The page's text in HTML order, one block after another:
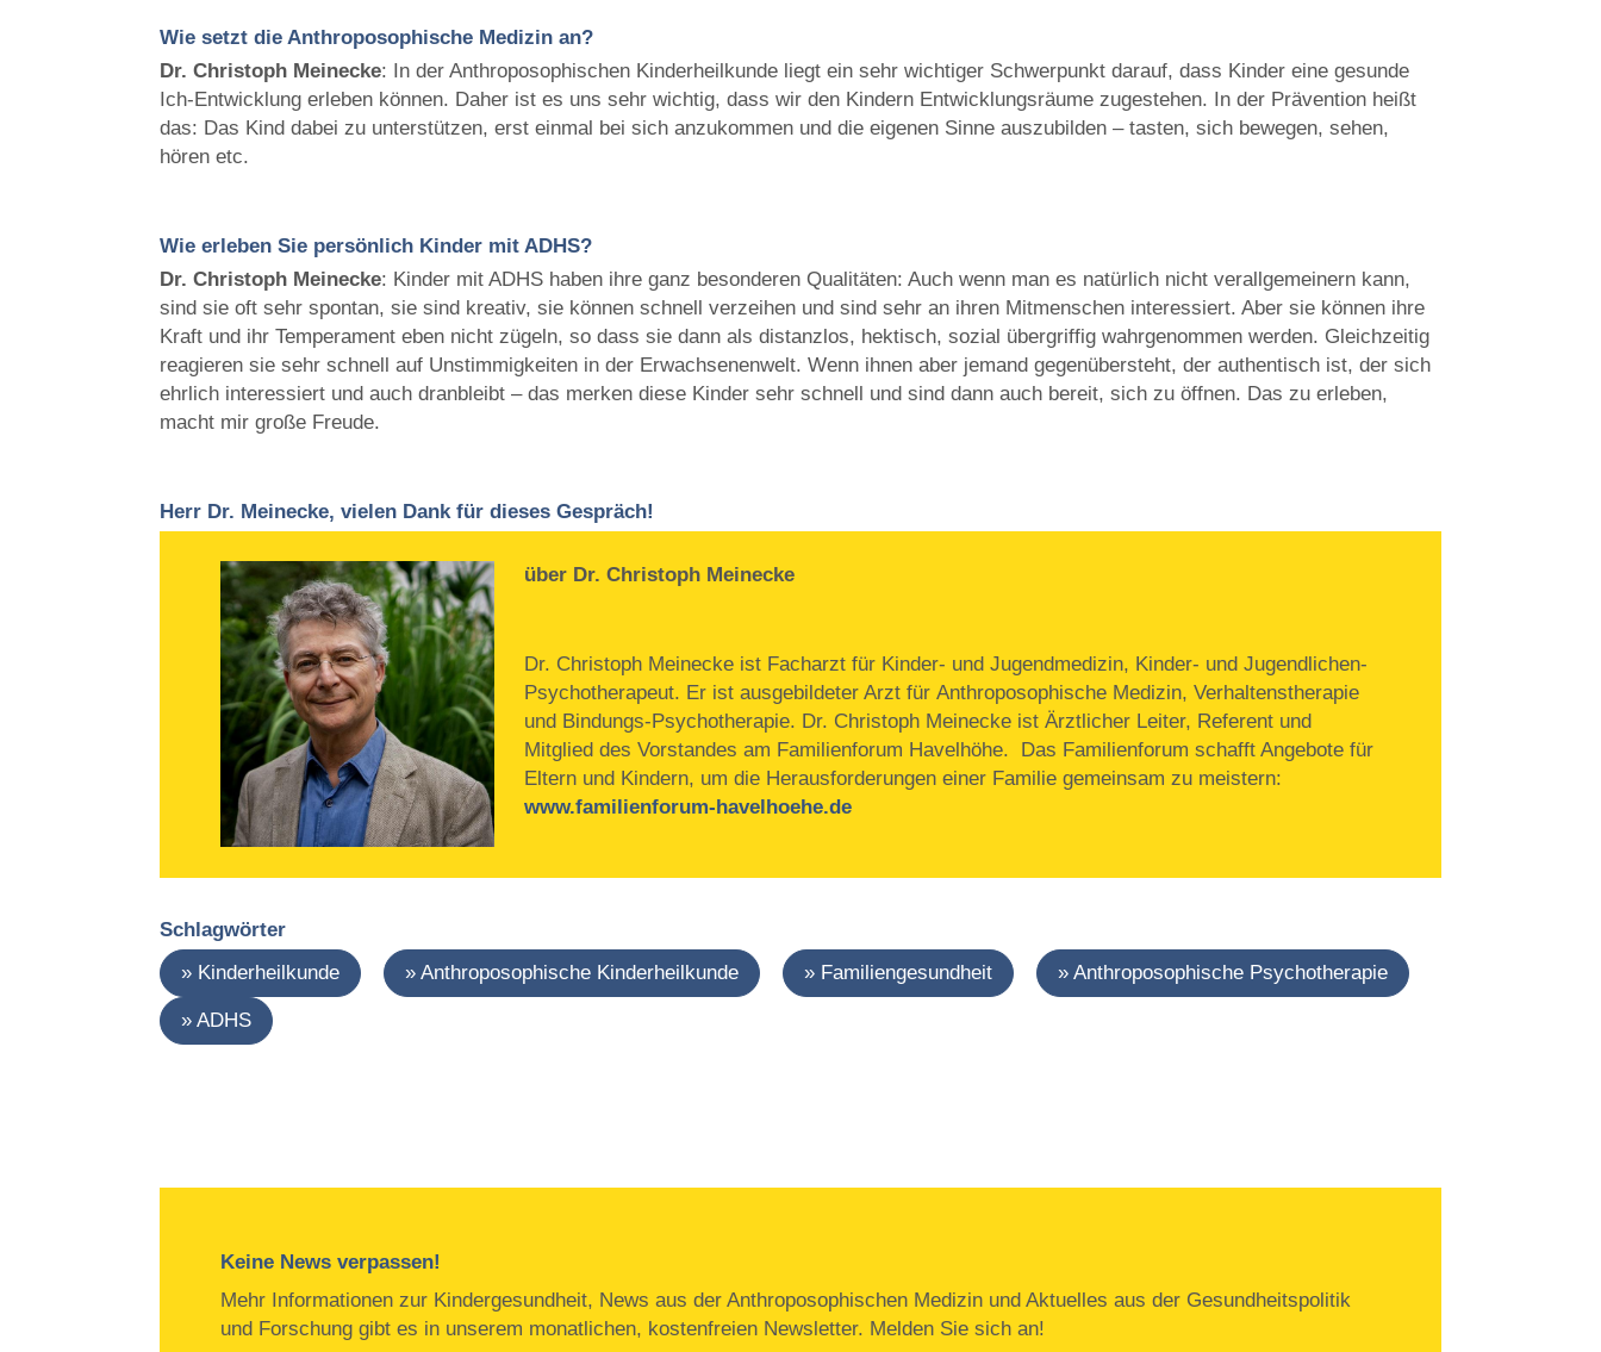
Wie setzt die Anthroposophische Medizin an?
Dr. Christoph Meinecke: In der Anthroposophischen Kinderheilkunde liegt ein sehr wichtiger Schwerpunkt darauf, dass Kinder eine gesunde
Ich-Entwicklung erleben können. Daher ist es uns sehr wichtig, dass wir den Kindern Entwicklungsräume zugestehen. In der Prävention heißt
das: Das Kind dabei zu unterstützen, erst einmal bei sich anzukommen und die eigenen Sinne auszubilden – tasten, sich bewegen, sehen,
hören etc.
Wie erleben Sie persönlich Kinder mit ADHS?
Dr. Christoph Meinecke: Kinder mit ADHS haben ihre ganz besonderen Qualitäten: Auch wenn man es natürlich nicht verallgemeinern kann,
sind sie oft sehr spontan, sie sind kreativ, sie können schnell verzeihen und sind sehr an ihren Mitmenschen interessiert. Aber sie können ihre
Kraft und ihr Temperament eben nicht zügeln, so dass sie dann als distanzlos, hektisch, sozial übergriffig wahrgenommen werden. Gleichzeitig
reagieren sie sehr schnell auf Unstimmigkeiten in der Erwachsenenwelt. Wenn ihnen aber jemand gegenübersteht, der authentisch ist, der sich
ehrlich interessiert und auch dranbleibt – das merken diese Kinder sehr schnell und sind dann auch bereit, sich zu öffnen. Das zu erleben,
macht mir große Freude.
Herr Dr. Meinecke, vielen Dank für dieses Gespräch!
über Dr. Christoph Meinecke
Dr. Christoph Meinecke ist Facharzt für Kinder- und Jugendmedizin, Kinder- und Jugendlichen-
Psychotherapeut. Er ist ausgebildeter Arzt für Anthroposophische Medizin, Verhaltenstherapie
und Bindungs-Psychotherapie. Dr. Christoph Meinecke ist Ärztlicher Leiter, Referent und
Mitglied des Vorstandes am Familienforum Havelhöhe. Das Familienforum schafft Angebote für
Eltern und Kindern, um die Herausforderungen einer Familie gemeinsam zu meistern:
www.familienforum-havelhoehe.de
Schlagwörter
Kinderheilkunde
Anthroposophische Kinderheilkunde Familiengesundheit Anthroposophische Psychotherapie
ADHS
Keine News verpassen!
Mehr Informationen zur Kindergesundheit, News aus der Anthroposophischen Medizin und Aktuelles aus der Gesundheitspolitik
und Forschung gibt es in unserem monatlichen, kostenfreien Newsletter. Melden Sie sich an!